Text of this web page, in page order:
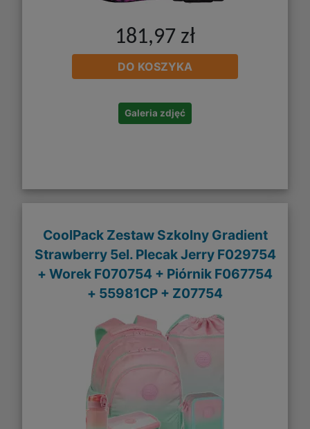
181,97 zł
DO KOSZYKA
Galeria zdjęć
CoolPack Zestaw Szkolny Gradient
Strawberry 5el. Plecak Jerry F029754
+ Worek F070754 + Piórnik F067754
+ 55981CP + Z07754